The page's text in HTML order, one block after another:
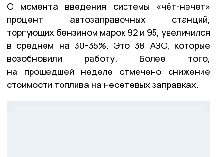
С момента введения системы «чёт-нечет»
процент автозаправочных станций,
торгующих бензином марок 92 и 95, увеличился
в среднем на 30-35%. Это 38 АЗС, которые
возобновили работу. Более того,
на прошедшей неделе отмечено снижение
стоимости топлива на несетевых заправках.